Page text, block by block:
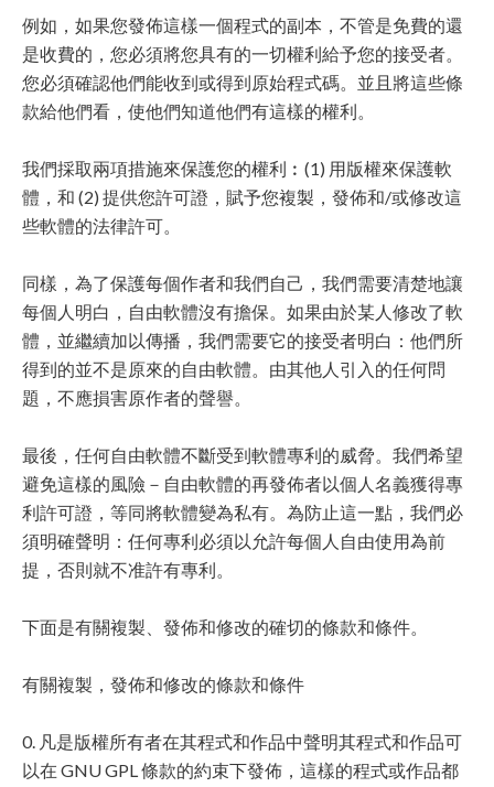
例如，如果您發佈這樣一個程式的副本，不管是免費的還
是收費的，您必須將您具有的一切權利給予您的接受者。
您必須確認他們能收到或得到原始程式碼。並且將這些條
款給他們看，使他們知道他們有這樣的權利。
我們採取兩項措施來保護您的權利︰(1) 用版權來保護軟
體，和 (2) 提供您許可證，賦予您複製，發佈和/或修改這
些軟體的法律許可。
同樣，為了保護每個作者和我們自己，我們需要清楚地讓
每個人明白，自由軟體沒有擔保。如果由於某人修改了軟
體，並繼續加以傳播，我們需要它的接受者明白：他們所
得到的並不是原來的自由軟體。由其他人引入的任何問
題，不應損害原作者的聲譽。
最後，任何自由軟體不斷受到軟體專利的威脅。我們希望
避免這樣的風險－自由軟體的再發佈者以個人名義獲得專
利許可證，等同將軟體變為私有。為防止這一點，我們必
須明確聲明：任何專利必須以允許每個人自由使用為前
提，否則就不准許有專利。
下面是有關複製、發佈和修改的確切的條款和條件。
有關複製，發佈和修改的條款和條件
0. 凡是版權所有者在其程式和作品中聲明其程式和作品可
以在 GNU GPL 條款的約束下發佈，這樣的程式或作品都